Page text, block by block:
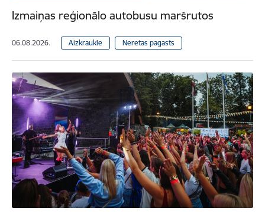
Izmaiņas reģionālo autobusu maršrutos
06.08.2026. Aizkraukle Neretas pagasts